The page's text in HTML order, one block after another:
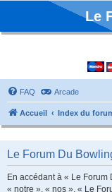
Le
FAQ Arcade
Accueil Index du
Le Forum Du
En accédant à « Le
« notre », « nos », « Le